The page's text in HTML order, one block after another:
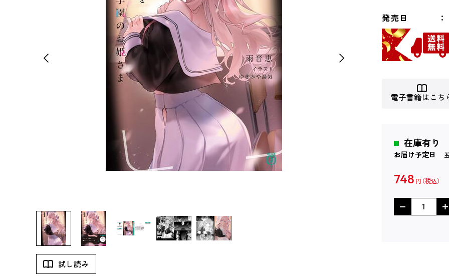
試し読み
発売日
電子書籍はこち
在庫有り
お届け予定日
748 円